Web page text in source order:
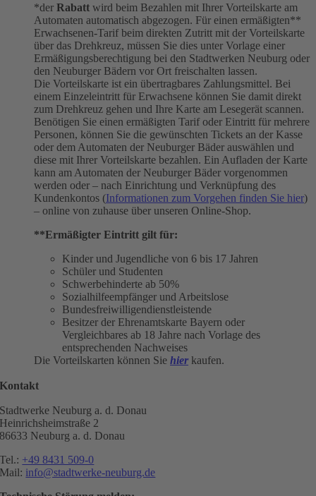
*der Rabatt wird beim Bezahlen mit Ihrer Vorteilskarte am
Automaten automatisch abgezogen. Für einen ermäßigten**
Erwachsenen-Tarif beim direkten Zutritt mit der Vorteilskarte
über das Drehkreuz, müssen Sie dies unter Vorlage einer
Ermäßigungsberechtigung bei den Stadtwerken Neuburg oder
den Neuburger Bädern vor Ort freischalten lassen.
Die Vorteilskarte ist ein übertragbares Zahlungsmittel. Bei
einem Einzeleintritt für Erwachsene können Sie damit direkt
zum Drehkreuz gehen und Ihre Karte am Lesegerät scannen.
Benötigen Sie einen ermäßigten Tarif oder Eintritt für mehrere
Personen, können Sie die gewünschten Tickets an der Kasse
oder dem Automaten der Neuburger Bäder auswählen und
diese mit Ihrer Vorteilskarte bezahlen. Ein Aufladen der Karte
kann am Automaten der Neuburger Bäder vorgenommen
werden oder – nach Einrichtung und Verknüpfung des
Kundenkontos (Informationen zum Vorgehen finden Sie hier)
– online von zuhause über unseren Online-Shop.
**Ermäßigter Eintritt gilt für:
Kinder und Jugendliche von 6 bis 17 Jahren
Schüler und Studenten
Schwerbehinderte ab 50%
Sozialhilfeempfänger und Arbeitslose
Bundesfreiwilligendienstleistende
Besitzer der Ehrenamtskarte Bayern oder
Vergleichbares ab 18 Jahre nach Vorlage des
entsprechenden Nachweises
Die Vorteilskarten können Sie hier kaufen.
Kontakt
Stadtwerke Neuburg a. d. Donau
Heinrichsheimstraße 2
86633 Neuburg a. d. Donau
Tel.: +49 8431 509-0
Mail: info@stadtwerke-neuburg.de